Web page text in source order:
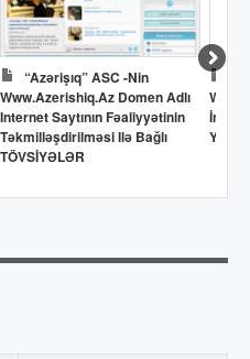
“Azərişıq” ASC -nin
Www.azerishiq.az Domen Adlı
Internet Saytının Fəaliyyətinin
Təkmilləşdirilməsi Ilə Bağlı
TÖVSİYƏLƏR